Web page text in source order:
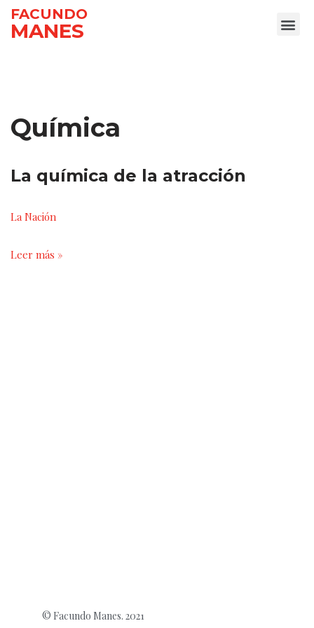
Ir
FACUNDO
MANES
Química
La química de la atracción
La Nación
Leer más »
© Facundo Manes. 2021